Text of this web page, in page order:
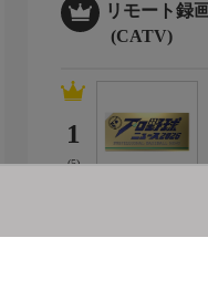
リモート録
(CATV)
1
(5)